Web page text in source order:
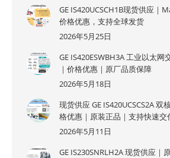
GE IS420UCSCH1B现货供应｜
价格优惠，支持全球发货
2026年5月25日
GE IS420ESWBH3A 工业以太
｜价格优惠｜原厂品质保障
2026年5月18日
现货供应 GE IS420UCSCS2A 双
格优惠｜原装正品｜支持快速交
2026年5月11日
GE IS230SNRLH2A 现货供应｜